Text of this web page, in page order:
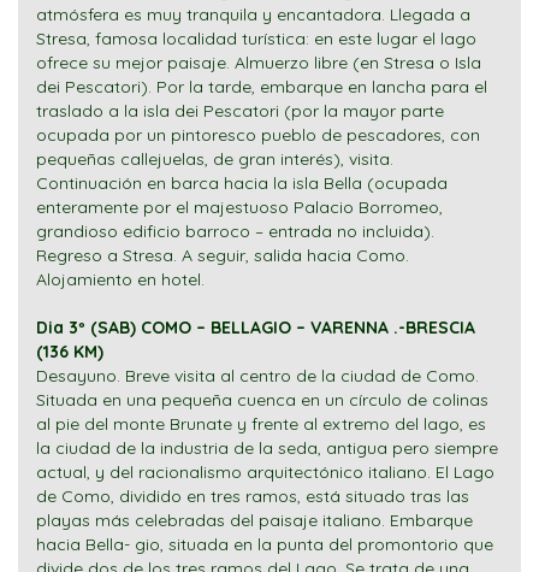
atmósfera es muy tranquila y encantadora. Llegada a
Stresa, famosa localidad turística: en este lugar el lago
ofrece su mejor paisaje. Almuerzo libre (en Stresa o Isla
dei Pescatori). Por la tarde, embarque en lancha para el
traslado a la isla dei Pescatori (por la mayor parte
ocupada por un pintoresco pueblo de pescadores, con
pequeñas callejuelas, de gran interés), visita.
Continuación en barca hacia la isla Bella (ocupada
enteramente por el majestuoso Palacio Borromeo,
grandioso edificio barroco – entrada no incluida).
Regreso a Stresa. A seguir, salida hacia Como.
Alojamiento en hotel.
Dia 3º (SAB) COMO – BELLAGIO – VARENNA .-BRESCIA
(136 KM)
Desayuno. Breve visita al centro de la ciudad de Como.
Situada en una pequeña cuenca en un círculo de colinas
al pie del monte Brunate y frente al extremo del lago, es
la ciudad de la industria de la seda, antigua pero siempre
actual, y del racionalismo arquitectónico italiano. El Lago
de Como, dividido en tres ramos, está situado tras las
playas más celebradas del paisaje italiano. Embarque
hacia Bella- gio, situada en la punta del promontorio que